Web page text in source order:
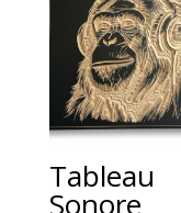
Tableau
Sonore